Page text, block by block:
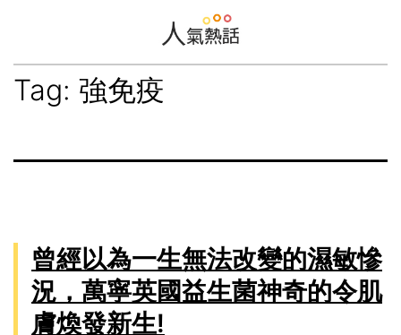
content
Hot
Newsfeed
Tag: 強免疫
曾經以為一生無法改變的濕敏慘
況，萬寧英國益生菌神奇的令肌
膚煥發新生!